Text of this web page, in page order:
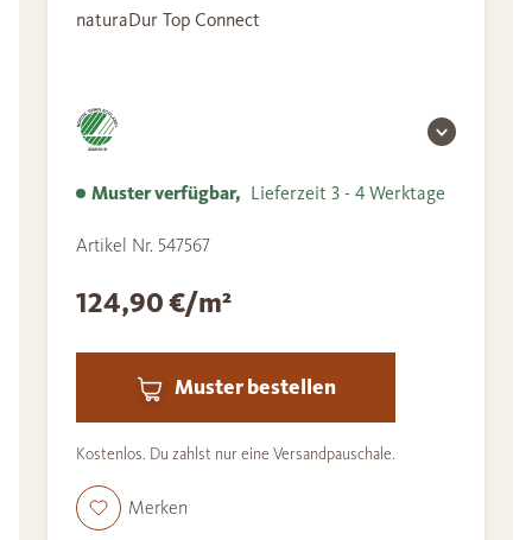
naturaDur Top Connect
Muster verfügbar, Lieferzeit 3 - 4 Werktage
Artikel Nr. 547567
124,90 €/m²
Muster bestellen
Kostenlos. Du zahlst nur eine Versandpauschale.
Merken